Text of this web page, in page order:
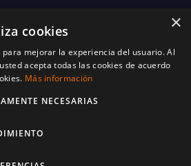
×
cookies
para mejorar la experiencia del usuario. Al
acepta todas las cookies de acuerdo
Más información
NECESARIAS